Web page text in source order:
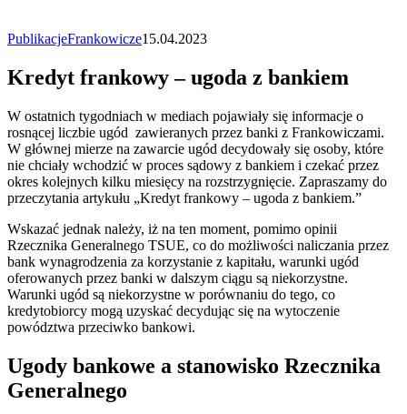
PublikacjeFrankowicze15.04.2023
Kredyt frankowy – ugoda z bankiem
W ostatnich tygodniach w mediach pojawiały się informacje o
rosnącej liczbie ugód zawieranych przez banki z Frankowiczami.
W głównej mierze na zawarcie ugód decydowały się osoby, które
nie chciały wchodzić w proces sądowy z bankiem i czekać przez
okres kolejnych kilku miesięcy na rozstrzygnięcie. Zapraszamy do
przeczytania artykułu „Kredyt frankowy – ugoda z bankiem.”
Wskazać jednak należy, iż na ten moment, pomimo opinii
Rzecznika Generalnego TSUE, co do możliwości naliczania przez
bank wynagrodzenia za korzystanie z kapitału, warunki ugód
oferowanych przez banki w dalszym ciągu są niekorzystne.
Warunki ugód są niekorzystne w porównaniu do tego, co
kredytobiorcy mogą uzyskać decydując się na wytoczenie
powództwa przeciwko bankowi.
Ugody bankowe a stanowisko Rzecznika
Generalnego